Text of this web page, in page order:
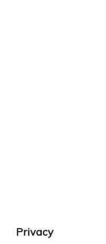
Privacy